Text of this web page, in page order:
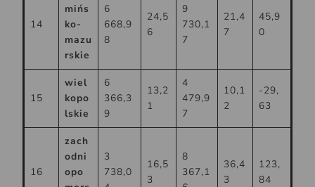
14
mińs
ko-
mazu
rskie
6
668,9
8
24,5
6
9
730,1
7
21,4
7
45,9
0
15
wiel
kopo
lskie
6
366,3
9
13,2
1
4
479,9
7
10,1
2
-29,
63
16
zach
odni
opo
3
738,0
16,5
3
8
367,1
36,4
3
123,
84